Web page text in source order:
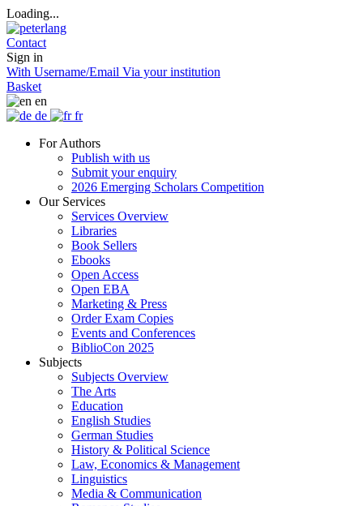
Loading...
Contact
Sign in
With Username/Email Via your institution
Basket
en
de
fr
For Authors
Publish with us
Submit your enquiry
2026 Emerging Scholars Competition
Our Services
Services Overview
Libraries
Book Sellers
Ebooks
Open Access
Open EBA
Marketing & Press
Order Exam Copies
Events and Conferences
BiblioCon 2025
Subjects
Subjects Overview
The Arts
Education
English Studies
German Studies
History & Political Science
Law, Economics & Management
Linguistics
Media & Communication